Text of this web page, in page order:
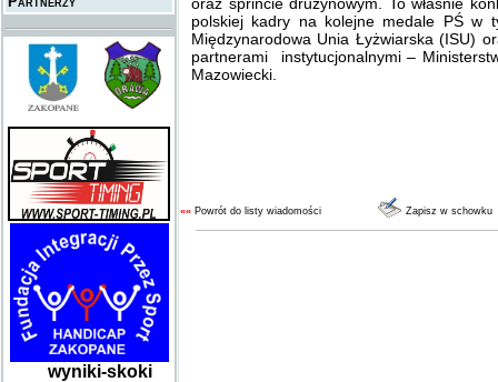
wyniki-skoki
polskiej kadry na kolejne medale PŚ w
Międzynarodowa Unia Łyżwiarska (ISU)
partnerami instytucjonalnymi –
Mazowiecki.
«« Powrót do listy wiadomości Zapisz w schowku